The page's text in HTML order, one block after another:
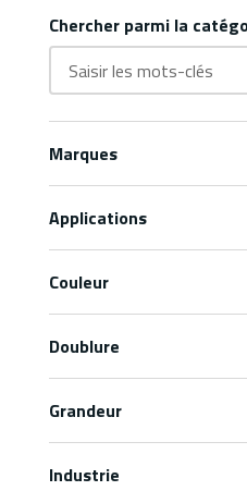
Chercher parmi la
Marques
Applications
Couleur
Doublure
Grandeur
Industrie